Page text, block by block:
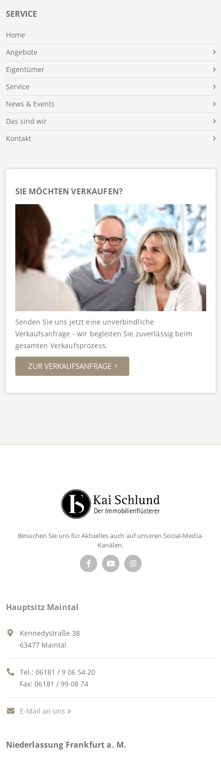
SERVICE
Home
Angebote
Eigentümer
Service
News & Events
Das sind wir
Kontakt
SIE MÖCHTEN VERKAUFEN?
Senden Sie uns jetzt eine unverbindliche
Verkaufsanfrage - wir begleiten Sie zuverlässig beim
gesamten Verkaufsprozess.
ZUR VERKAUFSANFRAGE
Besuchen Sie uns für Aktuelles auch auf unseren Social-Media-
Kanälen.
Hauptsitz Maintal
Kennedystraße 38
63477 Maintal
Tel.: 06181 / 9 06 54 20
Fax: 06181 / 99 08 74
E-Mail an uns
Niederlassung Frankfurt a. M.